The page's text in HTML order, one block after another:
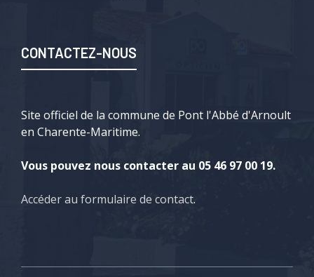
CONTACTEZ-NOUS
Site officiel de la commune de Pont l'Abbé d'Arnoult
en Charente-Maritime.
Vous pouvez nous contacter au 05 46 97 00 19.
Accéder au formulaire de contact.